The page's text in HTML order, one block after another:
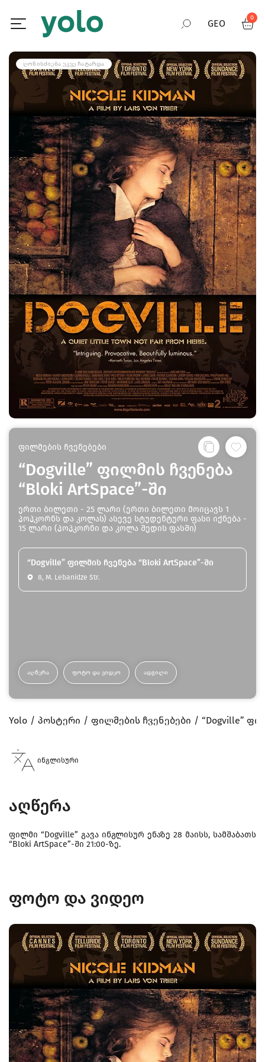
GEO
RUS
0
ᲦᲝᲜᲘᲡᲫᲘᲔᲑᲐ ᲣᲙᲕᲔ ᲩᲐᲢᲐᲠᲓᲐ
ფილმების ჩვენებები
“Dogville” ფილმის ჩვენება
“Bloki ArtSpace”-ში
ერთი ბილეთი - 25 ლარი (ერთი ბილეთი მოიცავს 1
პოპკორნს და კოლას) ასევე სტუდენტური ფასი იქნება -
15 ლარი (პოპკორნი და კოლა შედის ფასში)
“Dogville” ფილმის ჩვენება “Bloki ArtSpace”-ში
8, M. Lebanidze Str.
ᲐᲦᲬᲔᲠᲐ ᲤᲝᲢᲝ ᲓᲐ ᲕᲘᲓᲔᲝ ᲐᲓᲒᲘᲚᲘ
Yolo პოსტერი ფილმების ჩვენებები “Dogville”
ინგლისური
აღწერა
ფილმი “Dogville” გავა ინგლისურ ენაზე 28 მაისს, სამშაბათს
“Bloki ArtSpace”-ში 21:00-ზე.
ფოტო და ვიდეო